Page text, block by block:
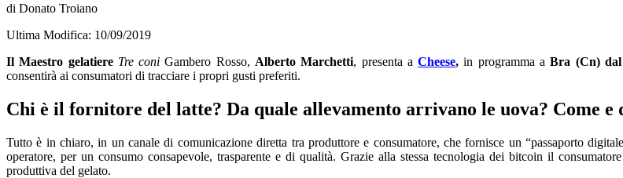
di Donato Troiano
Ultima Modifica: 10/09/2019
Il Maestro gelatiere Tre coni Gambero Rosso, Alberto Marchetti, presenta aCheese, in programma aBra (Cn) dal
consentirà ai consumatori di tracciare i propri gusti preferiti.
Chi è il fornitore del latte? Da quale allevamento arrivano le uova? Come e
Tutto è in chiaro, in un canale di comunicazione diretta tra produttore e consumatore, che fornisce un “passaporto
operatore, per un consumo consapevole, trasparente e di qualità. Grazie alla stessa tecnologia dei bitcoin il
produttiva del gelato.